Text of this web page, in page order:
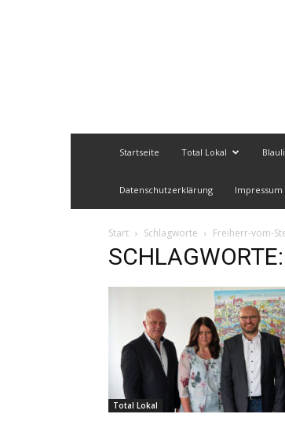
Startseite Total Lokal
Datenschutzerklärung Impressum
Start Schlagworte Freiherr-vom-
Total Lokal